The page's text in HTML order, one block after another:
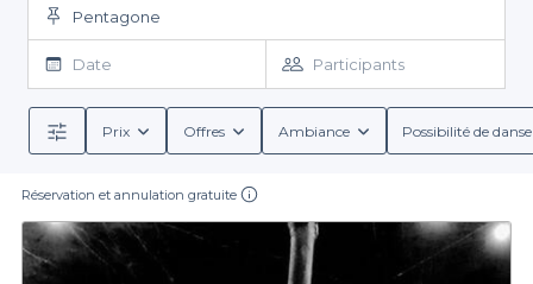
Pentagone
Date Participants
Prix Offres Ambiance Possibilité de
Réservation et annulation gratuite